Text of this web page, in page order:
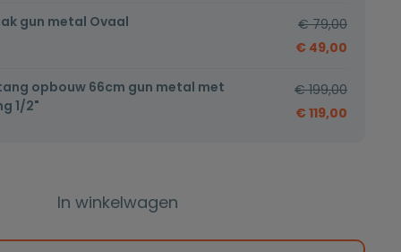
gun metal Ovaal €79,00
€ 49,00
opbouw 66cm gun metal met
1/2"
€199,00
€ 119,00
In winkelwagen